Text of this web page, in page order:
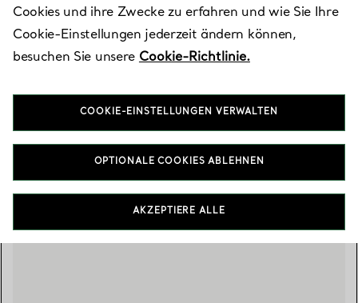
Verfügbare Leistungen
0800 123400
Besuchen Sie uns
Cookies und ihre Zwecke zu erfahren und wie Sie Ihre
Cookie-Einstellungen jederzeit ändern können,
besuchen Sie unsere Cookie-Richtlinie.
COOKIE-EINSTELLUNGEN VERWALTEN
OPTIONALE COOKIES ABLEHNEN
AKZEPTIERE ALLE